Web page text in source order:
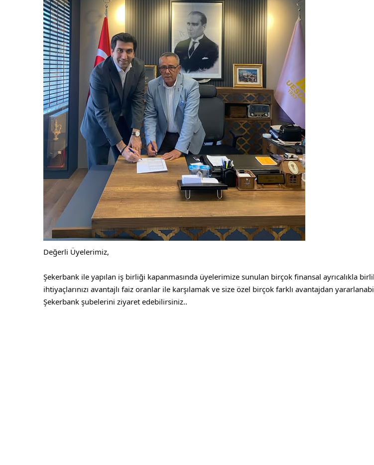
Değerli Üyelerimiz,
Şekerbank ile yapılan iş birliği kapanmasında üyelerimize sunulan birçok finansal ayrıcalıkla
ihtiyaçlarınızı avantajlı faiz oranlar ile karşılamak ve size özel birçok farklı avantajdan
Şekerbank şubelerini ziyaret edebilirsiniz..